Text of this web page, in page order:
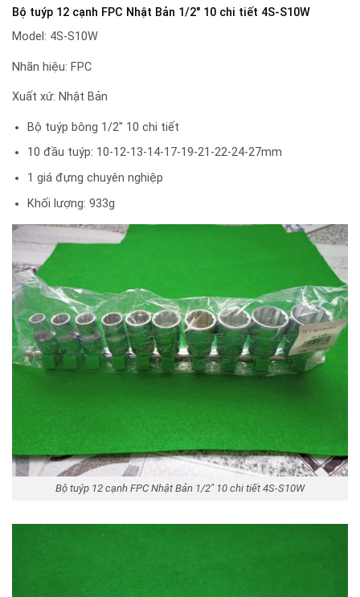
Bộ tuýp 12 cạnh FPC Nhật Bản 1/2″ 10 chi tiết 4S-S10W
Model: 4S-S10W
Nhãn hiệu: FPC
Xuất xứ: Nhật Bản
Bộ tuýp bông 1/2″ 10 chi tiết
10 đầu tuýp: 10-12-13-14-17-19-21-22-24-27mm
1 giá đựng chuyên nghiệp
Khối lượng: 933g
Bộ tuýp 12 cạnh FPC Nhật Bản 1/2″ 10 chi tiết 4S-S10W